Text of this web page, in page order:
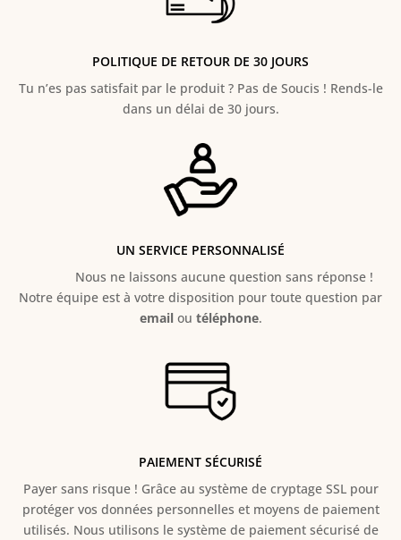
POLITIQUE DE RETOUR DE 30 JOURS
Tu n’es pas satisfait par le produit ? Pas de Soucis ! Rends-le
dans un délai de 30 jours.
UN SERVICE PERSONNALISÉ
Nous ne laissons aucune question sans réponse !
Notre équipe est à votre disposition pour toute question par
emailou téléphone.
PAIEMENT SÉCURISÉ
Payer sans risque ! Grâce au système de cryptage SSL pour
protéger vos données personnelles et moyens de paiement
utilisés. Nous utilisons le système de paiement sécurisé de